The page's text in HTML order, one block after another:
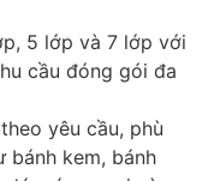
5 lớp và 7 lớp với
cầu đóng gói đa
yêu cầu, phù
bánh kem, bánh